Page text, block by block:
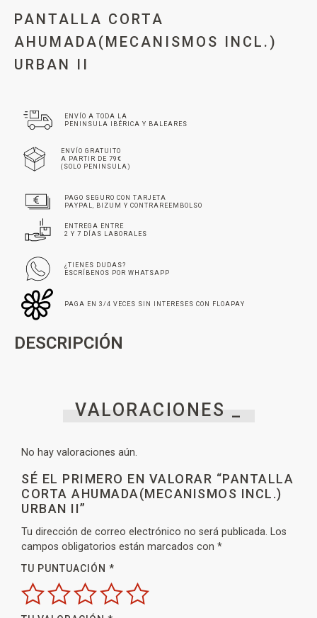
PANTALLA CORTA
AHUMADA(MECANISMOS INCL.)
URBAN II
ENVÍO A TODA LA
PENINSULA IBÉRICA Y BALEARES
ENVÍO GRATUITO
A PARTIR DE 79€
(SOLO PENINSULA)
PAGO SEGURO CON TARJETA
PAYPAL, BIZUM Y CONTRAREEMBOLSO
ENTREGA ENTRE
2 Y 7 DÍAS LABORALES
¿TIENES DUDAS?
ESCRÍBENOS POR WHATSAPP
PAGA EN 3/4 VECES SIN INTERESES CON FLOAPAY
DESCRIPCIÓN
VALORACIONES _
No hay valoraciones aún.
SÉ EL PRIMERO EN VALORAR “PANTALLA
CORTA AHUMADA(MECANISMOS INCL.)
URBAN II”
Tu dirección de correo electrónico no será publicada. Los
campos obligatorios están marcados con *
TU PUNTUACIÓN *